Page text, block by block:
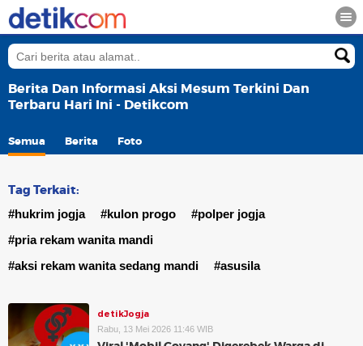
Berita Dan Informasi Aksi Mesum Terkini Dan
Terbaru Hari Ini - Detikcom
Semua Berita Foto
Tag Terkait:
#hukrim jogja #kulon progo
#polper jogja
#pria rekam wanita mandi
#aksi rekam wanita sedang mandi
#asusila
detikJogja
Rabu, 13 Mei 2026 11:46 WIB